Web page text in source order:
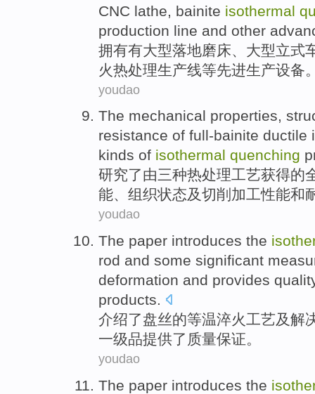
CNC lathe, bainite isothermal
production line and other
拥有有大型落地磨床 、大型立式
火热处理生产线等先进生产设备
youdao
The mechanical properties,
resistance of full-bainite ductile
kinds of isothermal quenching
研究了由三种热处理工艺获得的
能、 组织状态及切削加工性能和
youdao
The paper introduces the
rod and some significant
deformation and provides
products.
介绍了盘丝的等温淬火工艺及解
一级品提供了 质量保证。
youdao
The paper introduces the